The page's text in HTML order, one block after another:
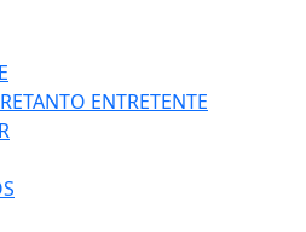
ENTRETENTE